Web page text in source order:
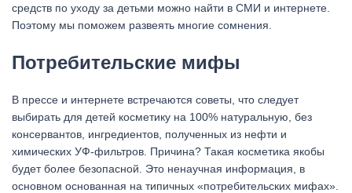
средств по уходу за детьми можно найти в СМИ и интернете.
Поэтому мы поможем развеять многие сомнения.
Потребительские мифы
В прессе и интернете встречаются советы, что следует
выбирать для детей косметику на 100% натуральную, без
консервантов, ингредиентов, полученных из нефти и
химических УФ-фильтров. Причина? Такая косметика якобы
будет более безопасной. Это ненаучная информация, в
основном основанная на типичных «потребительских мифах».